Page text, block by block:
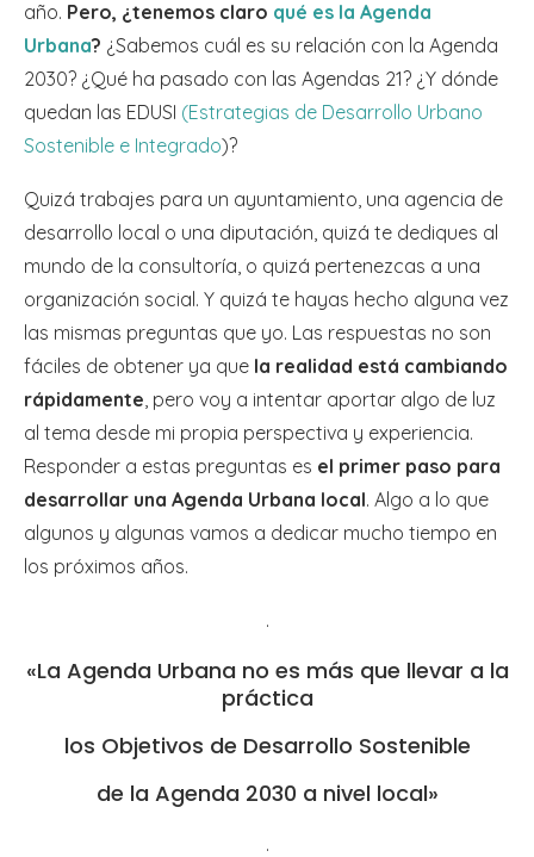
año. Pero, ¿tenemos claro qué es la Agenda
Urbana? ¿Sabemos cuál es su relación con la Agenda
2030? ¿Qué ha pasado con las Agendas 21? ¿Y dónde
quedan las EDUSI (Estrategias de Desarrollo Urbano
Sostenible e Integrado)?
Quizá trabajes para un ayuntamiento, una agencia de
desarrollo local o una diputación, quizá te dediques al
mundo de la consultoría, o quizá pertenezcas a una
organización social. Y quizá te hayas hecho alguna vez
las mismas preguntas que yo. Las respuestas no son
fáciles de obtener ya que la realidad está cambiando
rápidamente , pero voy a intentar aportar algo de luz
al tema desde mi propia perspectiva y experiencia.
Responder a estas preguntas es el primer paso para
desarrollar una Agenda Urbana local. Algo a lo que
algunos y algunas vamos a dedicar mucho tiempo en
los próximos años.
.
«La Agenda Urbana no es más que llevar a la
práctica
los Objetivos de Desarrollo Sostenible
de la Agenda 2030 a nivel local»
.